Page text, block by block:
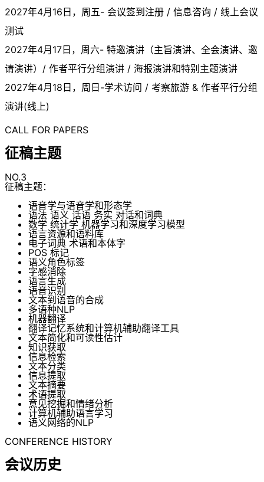
2027年4月16日，周五- 会议签到注册 / 信息咨询 / 线上会议
测试
2027年4月17日，周六- 特邀演讲（主旨演讲、全会演讲、邀
请演讲）/ 作者平行分组演讲 / 海报演讲和特别主题演讲
2027年4月18日，周日-学术访问 / 考察旅游 & 作者平行分组
演讲(线上)
CALL FOR PAPERS
征稿主题
NO.3
征稿主题：
语音学与语音学和形态学
语法 语义 话语 务实 对话和词典
数学 统计学 机器学习和深度学习模型
语言资源和语料库
电子词典 术语和本体字
POS 标记
语义角色标签
字感消除
语言生成
语音识别
文本到语音的合成
多语种NLP
机器翻译
翻译记忆系统和计算机辅助翻译工具
文本简化和可读性估计
知识获取
信息检索
文本分类
信息提取
文本摘要
术语提取
意见挖掘和情绪分析
计算机辅助语言学习
语义网络的NLP
CONFERENCE HISTORY
会议历史